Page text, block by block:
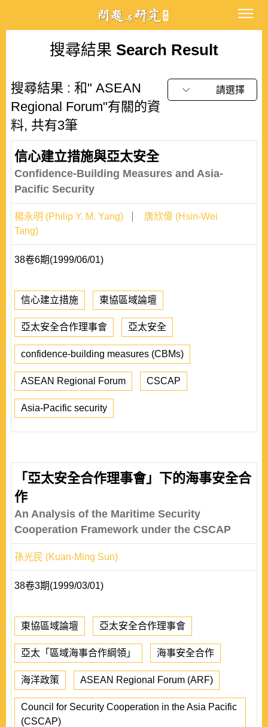
搜尋結果 Search Result
搜尋結果 : 和" ASEAN
Regional Forum"有關的資
料, 共有3筆
請選擇
信心建立措施與亞太安全
Confidence-Building Measures and Asia-
Pacific Security
楊永明 (Philip Y. M. Yang)
唐欣偉 (Hsin-Wei
Tang)
38卷6期(1999/06/01)
信心建立措施 東協區域論壇
亞太安全合作理事會 亞太安全
confidence-building measures (CBMs)
ASEAN Regional Forum CSCAP
Asia-Pacific security
「亞太安全合作理事會」下的海事安全合
作
An Analysis of the Maritime Security
Cooperation Framework under the CSCAP
孫光民 (Kuan-Ming Sun)
38卷3期(1999/03/01)
東協區域論壇 亞太安全合作理事會
亞太「區域海事合作綱領」 海事安全合作
海洋政策 ASEAN Regional Forum (ARF)
Council for Security Cooperation in the Asia Pacific
(CSCAP)